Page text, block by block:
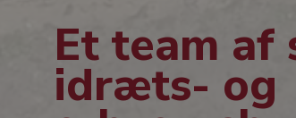
Et team af
idræts- og